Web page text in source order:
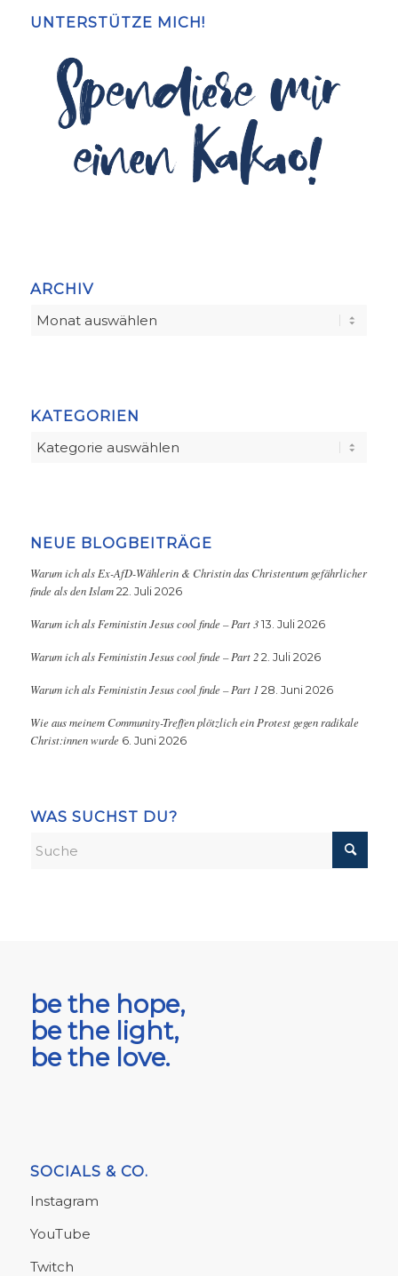
UNTERSTÜTZE MICH!
ARCHIV
KATEGORIEN
Kategorien
NEUE BLOGBEITRÄGE
Warum ich als Ex-AfD-Wählerin & Christin das Christentum gefährlicher
finde als den Islam 22. Juli 2026
Warum ich als Feministin Jesus cool finde – Part 3 13. Juli 2026
Warum ich als Feministin Jesus cool finde – Part 2 2. Juli 2026
Warum ich als Feministin Jesus cool finde – Part 1 28. Juni 2026
Wie aus meinem Community-Treffen plötzlich ein Protest gegen radikale
Christ:innen wurde 6. Juni 2026
WAS SUCHST DU?
be the hope,
be the light,
be the love.
SOCIALS & CO.
Instagram
YouTube
Twitch